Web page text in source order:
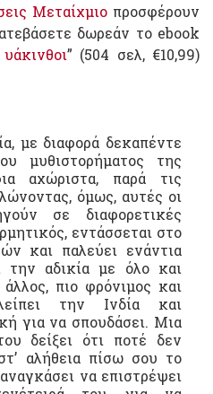
Μεταίχμιο προσφέρουν
δωρεάν το ebook
” (504 σελ, €10,99)
με διαφορά δεκαπέντε
μυθιστορήματος της
αχώριστα, παρά τις
όμως, αυτές οι
σε διαφορετικές
εντάσσεται στο
και παλεύει ενάντια
την αδικία με όλο και
πιο φρόνιμος και
την Ινδία και
για να σπουδάσει. Μια
δείξει ότι ποτέ δεν
αλήθεια πίσω σου το
να επιστρέψει